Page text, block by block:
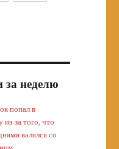
неделю
попал в
из-за того, что
валялся со